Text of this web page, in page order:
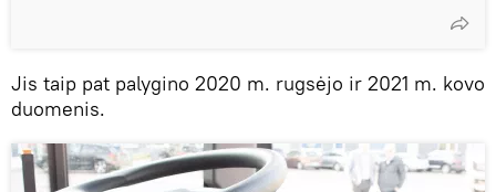
Jis taip pat palygino 2020 m. rugsėjo ir 2021 m. kovo
duomenis.